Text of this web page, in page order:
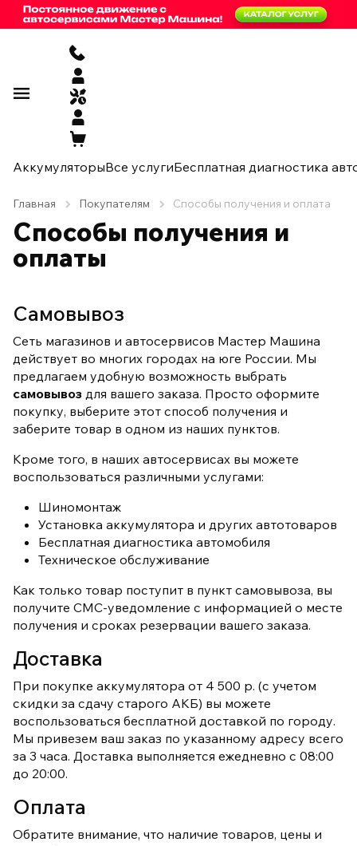
АккумуляторыВсе услугиБесплатная диагностика
Главная Покупателям Способы получения и оплата
Способы получения и
оплаты
Самовывоз
Сеть магазинов и автосервисов Мастер Машина
действует во многих городах на юге России. Мы
предлагаем удобную возможность выбрать
самовывоз для вашего заказа. Просто оформите
покупку, выберите этот способ получения и
заберите товар в одном из наших пунктов.
Кроме того, в наших автосервисах вы можете
воспользоваться различными услугами:
Шиномонтаж
Установка аккумулятора и других автотоваров
Бесплатная диагностика автомобиля
Техническое обслуживание
Как только товар поступит в пункт самовывоза, вы
получите СМС-уведомление с информацией о месте
получения и сроках резервации вашего заказа.
Доставка
При покупке аккумулятора от 4 500 р. (с учетом
скидки за сдачу старого АКБ) вы можете
воспользоваться бесплатной доставкой по городу.
Мы привезем ваш заказ по указанному адресу всего
за 3 часа. Доставка выполняется ежедневно с 08:00
до 20:00.
Оплата
Обратите внимание, что наличие товаров, цены и